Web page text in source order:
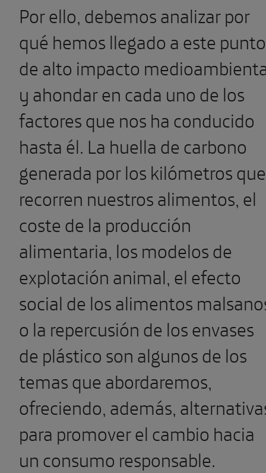
Por ello, debemos analizar por
qué hemos llegado a este punto
de alto impacto
y ahondar en cada uno de los
factores que nos ha conducido
hasta él. La huella de carbono
generada por los kilómetros que
recorren nuestros alimentos, el
coste de la producción
alimentaria, los modelos de
explotación animal, el efecto
social de los alimentos
o la repercusión de los envases
de plástico son algunos de los
temas que abordaremos,
ofreciendo, además,
para promover el cambio hacia
un consumo responsable.